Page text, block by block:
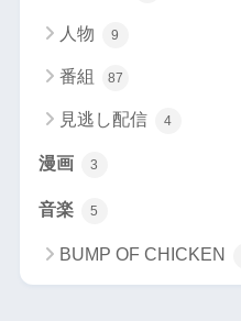
人物 9
番組 87
見逃し配信 4
漫画 3
音楽 5
BUMP OF CHICKEN